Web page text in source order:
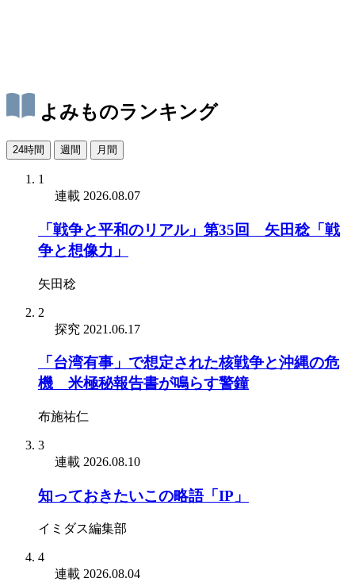
よみものランキング
24時間 週間 月間
1
連載 2026.08.07
「戦争と平和のリアル」第35回 矢田稔「戦
争と想像力」
矢田稔
2
探究 2021.06.17
「台湾有事」で想定された核戦争と沖縄の危
機 米極秘報告書が鳴らす警鐘
布施祐仁
3
連載 2026.08.10
知っておきたいこの略語「IP」
イミダス編集部
4
連載 2026.08.04